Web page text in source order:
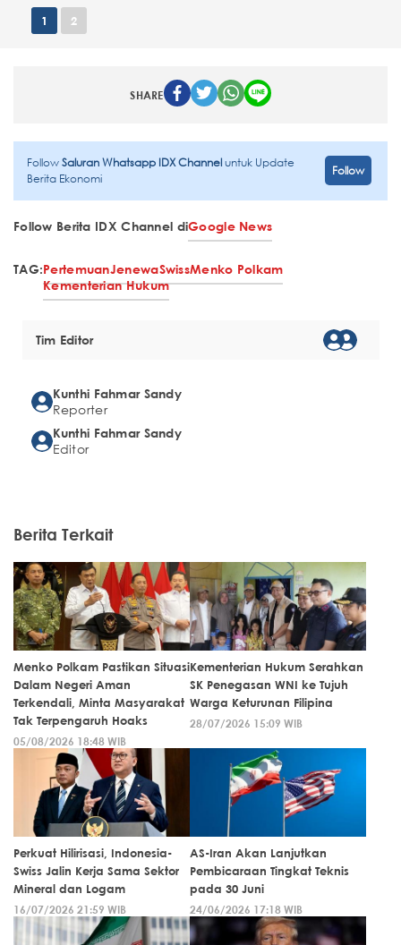
1 2
SHARE
FollowSaluran Whatsapp IDX Channeluntuk Update
Berita Ekonomi
Follow
Follow Berita IDX Channel diGoogle News
TAG:PertemuanJenewaSwissMenko Polkam
Kementerian Hukum
Tim Editor
Kunthi Fahmar Sandy
Reporter
Kunthi Fahmar Sandy
Editor
Berita Terkait
Menko Polkam Pastikan Situasi
Dalam Negeri Aman
Terkendali, Minta Masyarakat
Tak Terpengaruh Hoaks
05/08/2026 18:48 WIB
Kementerian Hukum Serahkan
SK Penegasan WNI ke Tujuh
Warga Keturunan Filipina
28/07/2026 15:09 WIB
Perkuat Hilirisasi, Indonesia-
Swiss Jalin Kerja Sama Sektor
Mineral dan Logam
16/07/2026 21:59 WIB
AS-Iran Akan Lanjutkan
Pembicaraan Tingkat Teknis
pada 30 Juni
24/06/2026 17:18 WIB